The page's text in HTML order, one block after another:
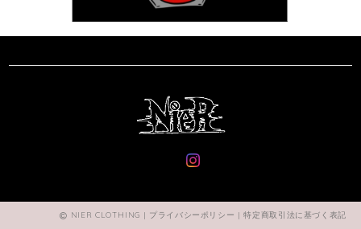
NIER CLOTHING | プライバシーポリシー |特定商取引法に基づく表記